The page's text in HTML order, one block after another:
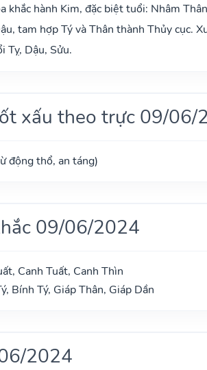
khắc hành Kim, đặc biệt tuổi: Nhâm
tam hợp Tý và Thân thành Thủy cục.
Tỵ, Dậu, Sửu.
xấu theo trực 09/06/
động thổ, an táng)
09/06/2024
Canh Tuất, Canh Thìn
Bính Tý, Giáp Thân, Giáp Dần
2024